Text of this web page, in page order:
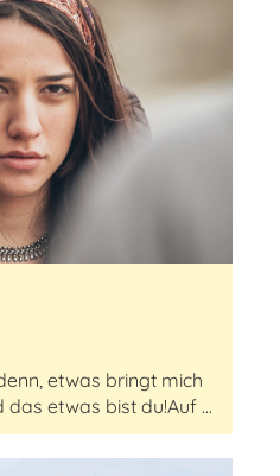
etwas bringt mich
das etwas bist du!Auf ...